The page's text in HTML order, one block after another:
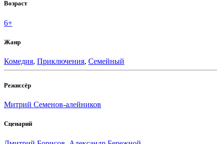
Возраст
6+
Жанр
Комедия, Приключения, Семейный
Режиссёр
Митрий Семенов-алейников
Сценарий